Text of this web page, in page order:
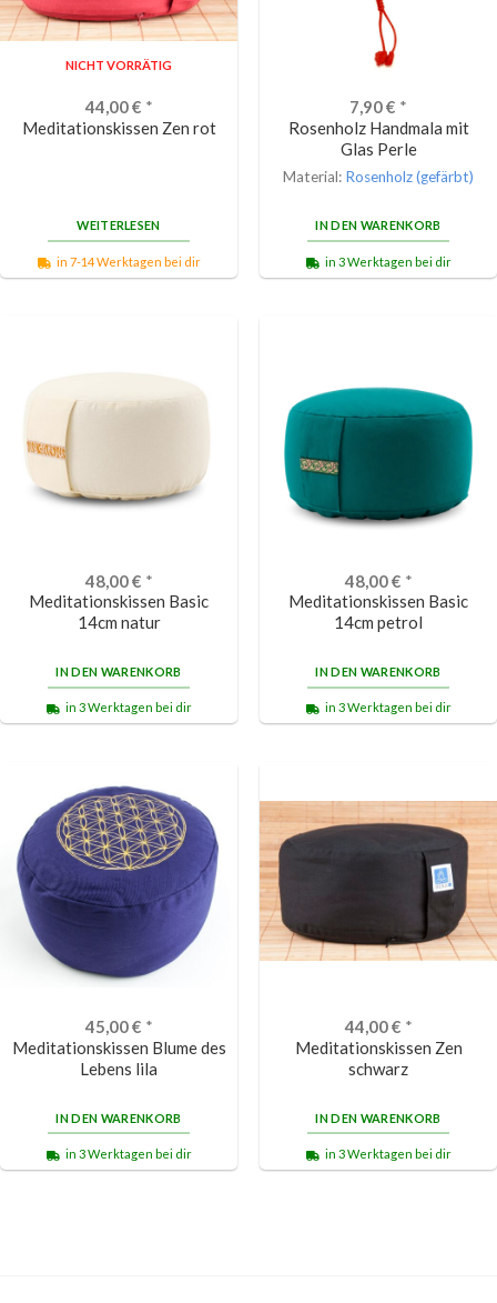
NICHT VORRÄTIG
44,00€ *
Meditationskissen Zen rot
WEITERLESEN
in 7-14 Werktagen bei dir
7,90€ *
Rosenholz Handmala mit
Glas Perle
Material: Rosenholz (gefärbt)
IN DEN WARENKORB
in 3 Werktagen bei dir
48,00€ *
Meditationskissen Basic
14cm natur
IN DEN WARENKORB
in 3 Werktagen bei dir
48,00€ *
Meditationskissen Basic
14cm petrol
IN DEN WARENKORB
in 3 Werktagen bei dir
45,00€ *
Meditationskissen Blume des
Lebens lila
IN DEN WARENKORB
in 3 Werktagen bei dir
44,00€ *
Meditationskissen Zen
schwarz
IN DEN WARENKORB
in 3 Werktagen bei dir